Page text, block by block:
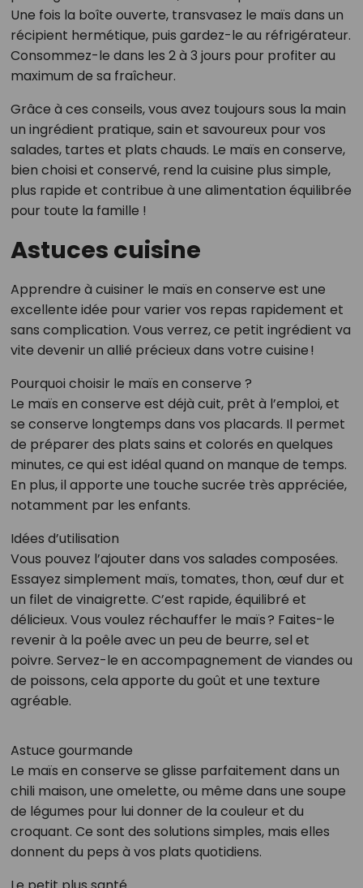
Une fois la boîte ouverte, transvasez le maïs dans un
récipient hermétique, puis gardez-le au réfrigérateur.
Consommez-le dans les 2 à 3 jours pour profiter au
maximum de sa fraîcheur.
Grâce à ces conseils, vous avez toujours sous la main
un ingrédient pratique, sain et savoureux pour vos
salades, tartes et plats chauds. Le maïs en conserve,
bien choisi et conservé, rend la cuisine plus simple,
plus rapide et contribue à une alimentation équilibrée
pour toute la famille !
Astuces cuisine
Apprendre à cuisiner le maïs en conserve est une
excellente idée pour varier vos repas rapidement et
sans complication. Vous verrez, ce petit ingrédient va
vite devenir un allié précieux dans votre cuisine !
Pourquoi choisir le maïs en conserve ?
Le maïs en conserve est déjà cuit, prêt à l’emploi, et
se conserve longtemps dans vos placards. Il permet
de préparer des plats sains et colorés en quelques
minutes, ce qui est idéal quand on manque de temps.
En plus, il apporte une touche sucrée très appréciée,
notamment par les enfants.
Idées d’utilisation
Vous pouvez l’ajouter dans vos salades composées.
Essayez simplement maïs, tomates, thon, œuf dur et
un filet de vinaigrette. C’est rapide, équilibré et
délicieux. Vous voulez réchauffer le maïs ? Faites-le
revenir à la poêle avec un peu de beurre, sel et
poivre. Servez-le en accompagnement de viandes ou
de poissons, cela apporte du goût et une texture
agréable.
Astuce gourmande
Le maïs en conserve se glisse parfaitement dans un
chili maison, une omelette, ou même dans une soupe
de légumes pour lui donner de la couleur et du
croquant. Ce sont des solutions simples, mais elles
donnent du peps à vos plats quotidiens.